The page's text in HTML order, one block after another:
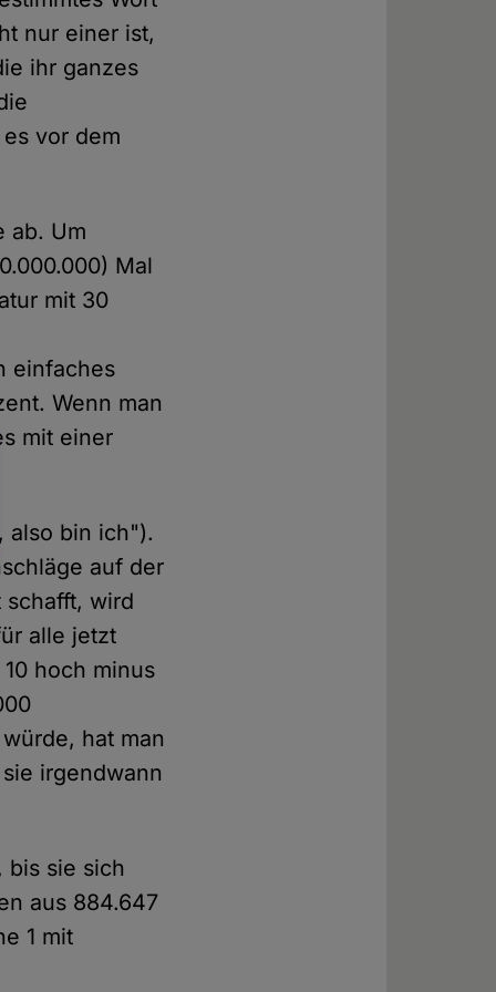
nur einer ist,
ihr ganzes
vor dem
ab. Um
Mal
mit 30
einfaches
Wenn man
mit einer
also bin ich").
auf der
schafft, wird
alle jetzt
hoch minus
hat man
irgendwann
bis sie sich
aus 884.647
1 mit